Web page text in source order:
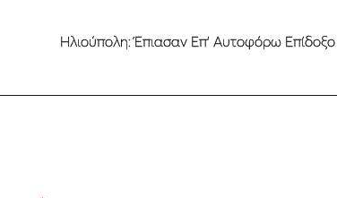
Ηλιούπολη: Έπιασαν Επ’ Αυτοφόρω